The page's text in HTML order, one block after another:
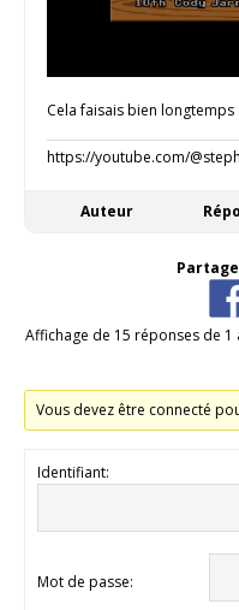
Cela faisais bien longtemps
https://youtube.com/
Auteur
Affichage de 15 réponses de 1
Vous devez être connecté
Identifiant:
Mot de passe: